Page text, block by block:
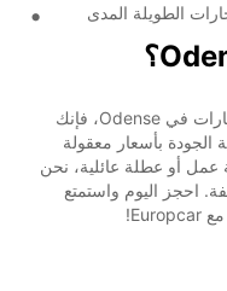
الطويلة المدى
عندما تختار Europcar لخدمات تأجير السيارات في Odense، فإنك
الجودة بأسعار معقولة
أو عطلة عائلية، نحن
احجز اليوم واستمتع